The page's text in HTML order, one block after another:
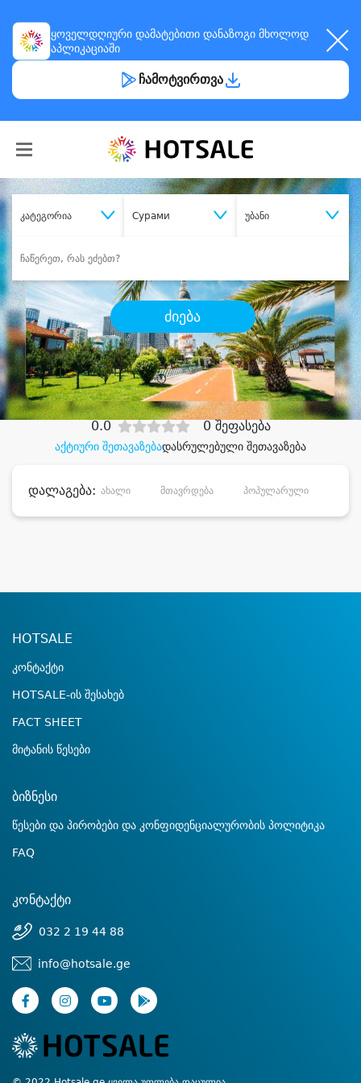
ყოველდღიური დამატებითი დანაზოგი მხოლოდ
აპლიკაციაში
ჩამოტვირთვა
კატეგორია Сурами უბანი
ძიება
შეიძინესასურველი მომსახურება
დიდი დანაზოგით
აქტიური შეთავაზებადასრულებული შეთავაზება
0.0 0 შეფასება
დალაგება: ახალი მთავრდება პოპულარული
HOTSALE
კონტაქტი
HOTSALE-ის შესახებ
FACT SHEET
მიტანის წესები
ბიზნესი
წესები და პირობები და კონფიდენციალურობის პოლიტიკა
FAQ
კონტაქტი
032 2 19 44 88
info@hotsale.ge